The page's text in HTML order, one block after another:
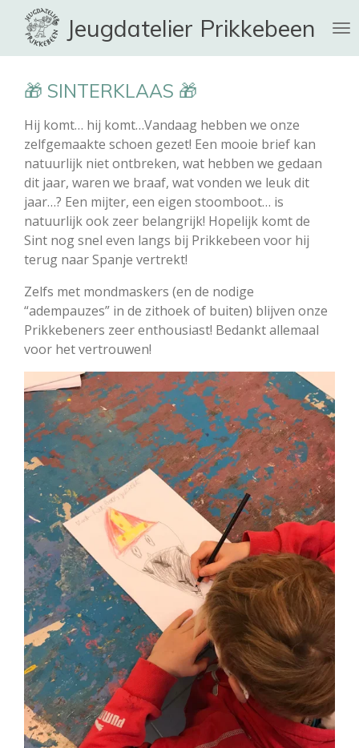
direct
naar
hoofdinhoud
Jeugdatelier Prikkebeen
🎁 SINTERKLAAS 🎁
Hij komt… hij komt…Vandaag hebben we onze
zelfgemaakte schoen gezet! Een mooie brief kan
natuurlijk niet ontbreken, wat hebben we gedaan
dit jaar, waren we braaf, wat vonden we leuk dit
jaar…? Een mijter, een eigen stoomboot… is
natuurlijk ook zeer belangrijk! Hopelijk komt de
Sint nog snel even langs bij Prikkebeen voor hij
terug naar Spanje vertrekt!
Zelfs met mondmaskers (en de nodige
“adempauzes” in de zithoek of buiten) blijven onze
Prikkebeners zeer enthousiast! Bedankt allemaal
voor het vertrouwen!